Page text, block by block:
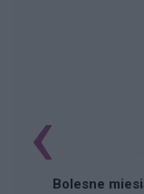
Bolesne
‹